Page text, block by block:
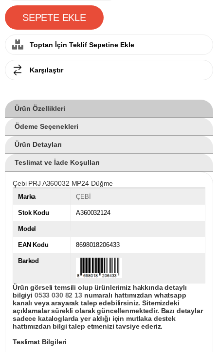
Toptan İçin Teklif Sepetine Ekle
Karşılaştır
Ürün Özellikleri
Ödeme Seçenekleri
Ürün Detayları
Teslimat ve İade Koşulları
Çebi PRJ A360032 MP24 Düğme
Marka ÇEBİ
Stok Kodu A360032124
Model
EAN Kodu 8698018206433
Barkod
Ürün görseli temsili olup ürünlerimiz hakkında detaylı
bilgiyi 0533 030 82 13numaralı hattımızdan whatsapp
kanalı veya arayarak talep edebilirsiniz. Sitemizdeki
açıklamalar sürekli olarak güncellenmektedir. Bazı detaylar
sadece kataloglarda yer aldığı için mutlaka destek
hattımızdan bilgi talep etmenizi tavsiye ederiz.
Teslimat Bilgileri